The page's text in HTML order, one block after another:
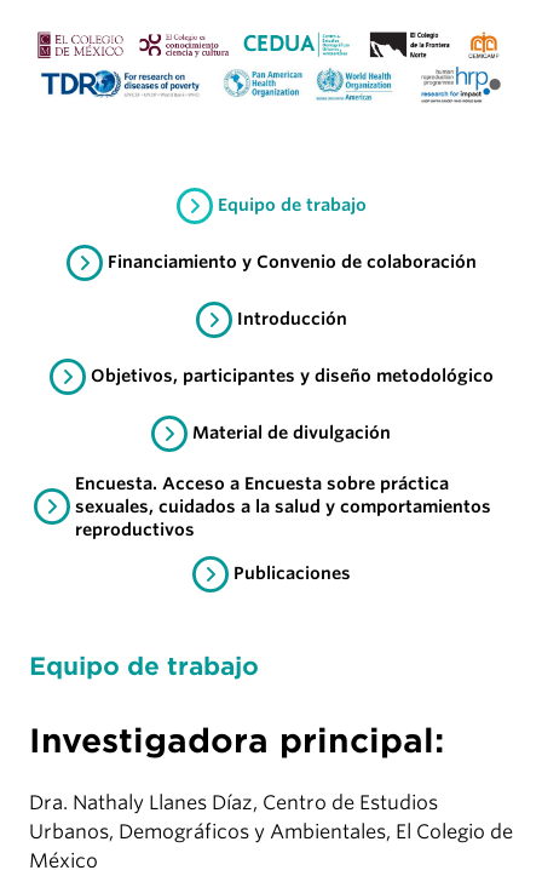
Equipo de trabajo
Financiamiento y Convenio de colaboración
Introducción
Objetivos, participantes y diseño metodológico
Material de divulgación
Encuesta. Acceso a Encuesta sobre práctica
sexuales, cuidados a la salud y comportamientos
reproductivos
Publicaciones
Equipo de trabajo
Investigadora principal:
Dra. Nathaly Llanes Díaz, Centro de Estudios
Urbanos, Demográficos y Ambientales, El Colegio de
México